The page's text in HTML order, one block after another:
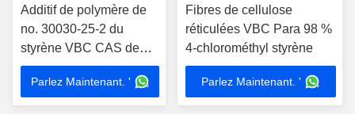
Additif de polymère de
no. 30030-25-2 du
styrène VBC CAS de
Chloromethyl
Parlez Maintenant. '
Fibres de cellulose
réticulées VBC Para 98 %
4-chlorométhyl styrène
Parlez Maintenant. '